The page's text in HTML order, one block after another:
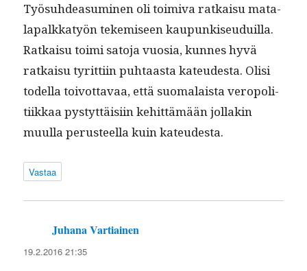
Työ­suhdea­sum­i­nen oli toimi­va ratkaisu mata­
la­palkkatyön tekemiseen kaupunkiseuduil­la.
Ratkaisu toi­mi sato­ja vuosia, kunnes hyvä
ratkaisu tyrit­ti­in puh­taas­ta kateud­es­ta. Olisi
todel­la toiv­ot­tavaa, että suo­ma­laista veropoli­
ti­ikkaa pystyt­täisi­in kehit­tämään jol­lakin
muul­la perus­teel­la kuin kateudesta.
Vastaa
Juhana Vartiainen
19.2.2016 21:35